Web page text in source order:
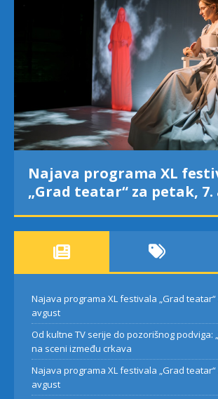
Najava programa XL
„Grad teatar“ za petak,
Najava programa XL festivala „Grad teatar“
avgust
Od kultne TV serije do pozorišnog podviga:
na sceni između crkava
Najava programa XL festivala „Grad teatar“
avgust